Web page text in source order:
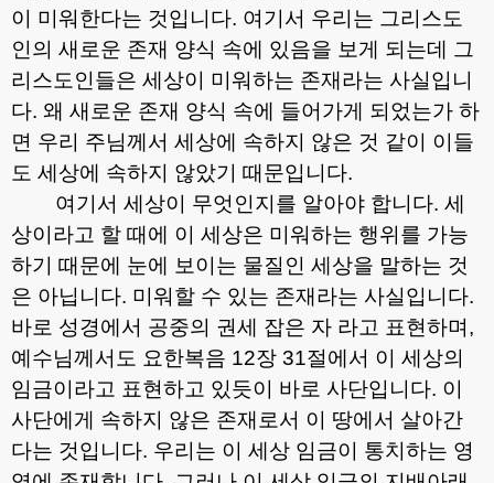
이 미워한다는 것입니다. 여기서 우리는 그리스도
인의 새로운 존재 양식 속에 있음을 보게 되는데 그
리스도인들은 세상이 미워하는 존재라는 사실입니
다. 왜 새로운 존재 양식 속에 들어가게 되었는가 하
면 우리 주님께서 세상에 속하지 않은 것 같이 이들
도 세상에 속하지 않았기 때문입니다.
여기서 세상이 무엇인지를 알아야 합니다. 세
상이라고 할 때에 이 세상은 미워하는 행위를 가능
하기 때문에 눈에 보이는 물질인 세상을 말하는 것
은 아닙니다. 미워할 수 있는 존재라는 사실입니다.
바로 성경에서 공중의 권세 잡은 자 라고 표현하며 ,
예수님께서도 요한복음 12장 31절에서 이 세상의
임금이라고 표현하고 있듯이 바로 사단입니다. 이
사단에게 속하지 않은 존재로서 이 땅에서 살아간
다는 것입니다. 우리는 이 세상 임금이 통치하는 영